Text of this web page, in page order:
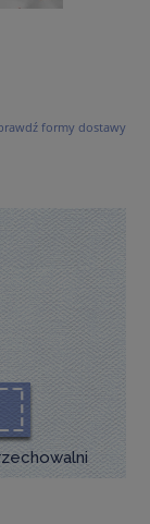
płatnościformy dostawy